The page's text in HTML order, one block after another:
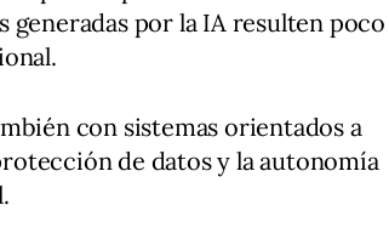
generadas por la IA resulten poco
con sistemas orientados a
de datos y la autonomía